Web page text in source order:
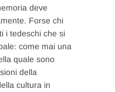
deve
Forse chi
i tedeschi che si
come mai una
quale sono
della
cultura in